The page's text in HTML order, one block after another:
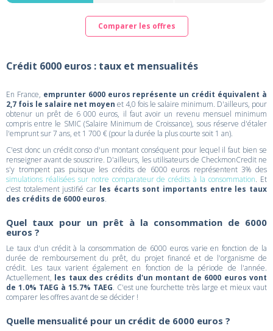
Comparer les offres
Crédit 6000 euros : taux et mensualités
En France, emprunter 6000 euros représente un crédit équivalent à
2,7 fois le salaire net moyen et 4,0 fois le salaire minimum. D'ailleurs, pour
obtenur un prêt de 6 000 euros, il faut avoir un revenu mensuel minimum
compris entre le SMIC (Salaire Minimum de Croissance), sous réserve d'étaler
l'emprunt sur 7 ans, et 1 700 € (pour la durée la plus courte soit 1 an).
C'est donc un crédit conso d'un montant conséquent pour lequel il faut bien se
renseigner avant de souscrire. D'ailleurs, les utilisateurs de CheckmonCredit ne
s'y trompent pas puisque les crédits de 6000 euros représentent 3% des
simulations réalisées sur notre comparateur de crédits à la consommation. Et
c'est totalement justifié car les écarts sont importants entre les taux
des crédits de 6000 euros.
Quel taux pour un prêt à la consommation de 6000
euros ?
Le taux d'un crédit à la consommation de 6000 euros varie en fonction de la
durée de remboursement du prêt, du projet financé et de l'organisme de
crédit. Les taux varient également en fonction de la période de l'année.
Actuellement, les taux des crédits d'un montant de 6000 euros vont
de 1.0% TAEG à 15.7% TAEG. C'est une fourchette très large et mieux vaut
comparer les offres avant de se décider !
Quelle mensualité pour un crédit de 6000 euros ?